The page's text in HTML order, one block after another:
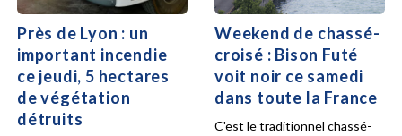
Près de Lyon : un
important incendie
ce jeudi, 5 hectares
de végétation
détruits
Weekend de chassé-
croisé : Bison Futé
voit noir ce samedi
dans toute la France
C'est le traditionnel chassé-